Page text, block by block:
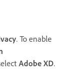
. To enable
Adobe XD.